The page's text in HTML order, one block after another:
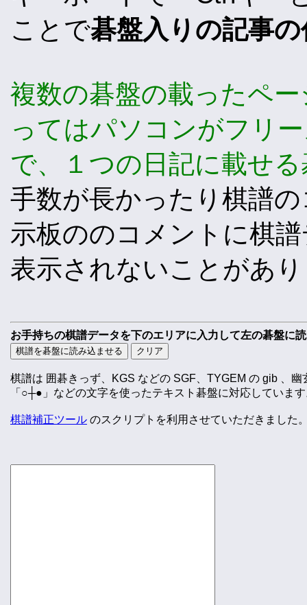
ことで碁盤入りの記事の
複数の碁盤の載ったペ
ってはパソコンがフリ
で、１つの日記に載せ
手数が長かったり棋譜
示板ののコメントに棋
表示されないことがあ
お手持ちの棋譜データを下のエリアに入力して左の碁盤に
棋譜は 囲碁きっず、KGS などの SGF、TYGEM の gib 、
「○┼●」などの文字を使ったテキスト碁盤に対応していま
棋譜補正ツール のスクリプトを利用させていただきました